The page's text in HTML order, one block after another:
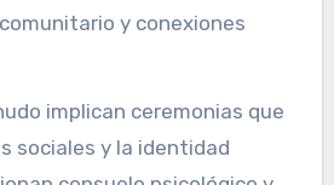
y conexiones
implican ceremonias que
sociales y la identidad